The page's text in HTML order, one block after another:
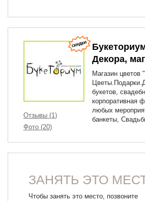
Отзывы (1)
Фото (20)
Декора,
Магазин цветов
букетов,
корпоративная
любых
банкеты,
ЗАНЯТЬ ЭТО
Чтобы занять это место, позвоните